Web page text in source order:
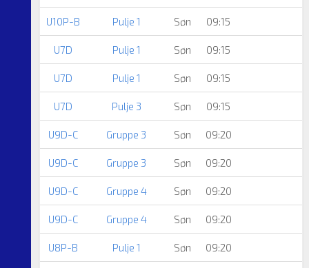
U10P-B Pulje 1 Søn 09:15
U7D Pulje 1 Søn 09:15
U7D Pulje 1 Søn 09:15
U7D Pulje 3 Søn 09:15
U9D-C Gruppe 3 Søn 09:20
U9D-C Gruppe 3 Søn 09:20
U9D-C Gruppe 4 Søn 09:20
U9D-C Gruppe 4 Søn 09:20
U8P-B Pulje 1 Søn 09:20